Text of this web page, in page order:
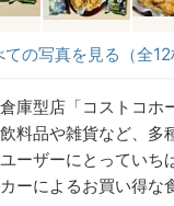
ての写真を見る（全12
庫型店「コストコホ
料品や雑貨など、多
ーザーにとっていち
ーによるお買い得な